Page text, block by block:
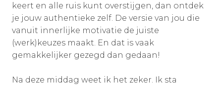
keert en alle ruis kunt overstijgen, dan ontdek
je jouw authentieke zelf. De versie van jou die
vanuit innerlijke motivatie de juiste
(werk)keuzes maakt. En dat is vaak
gemakkelijker gezegd dan gedaan!
Na deze middag weet ik het zeker. Ik sta